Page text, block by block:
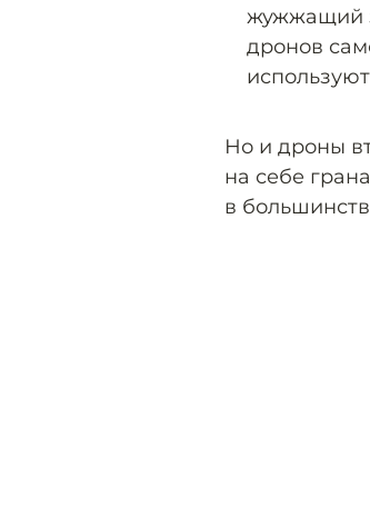
жужжащий
дронов
Но и дроны
на себе
в